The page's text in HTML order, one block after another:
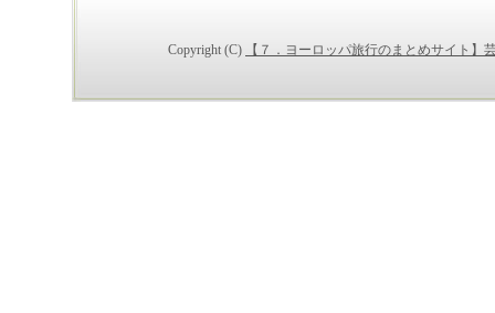
Copyright (C) 【７．ヨーロッパ旅行のまとめサイト